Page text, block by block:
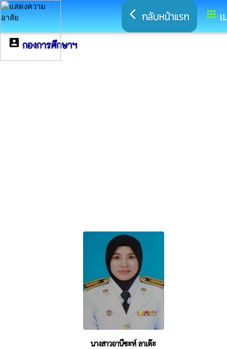
arrow_back_ios กลับหน้าแรก apps
account_box กองการศึกษาฯ
นางสาวอานีซะห์ ลาเต๊ะ